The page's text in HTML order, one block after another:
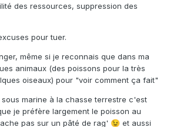
des ressources, suppression des
pour tuer.
même si je reconnais que dans ma
animaux (des poissons pour la très
oiseaux) pour "voir comment ça fait"
marine à la chasse terrestre c'est
je préfère largement le poisson au
pas sur un pâté de rag' 😉 et aussi